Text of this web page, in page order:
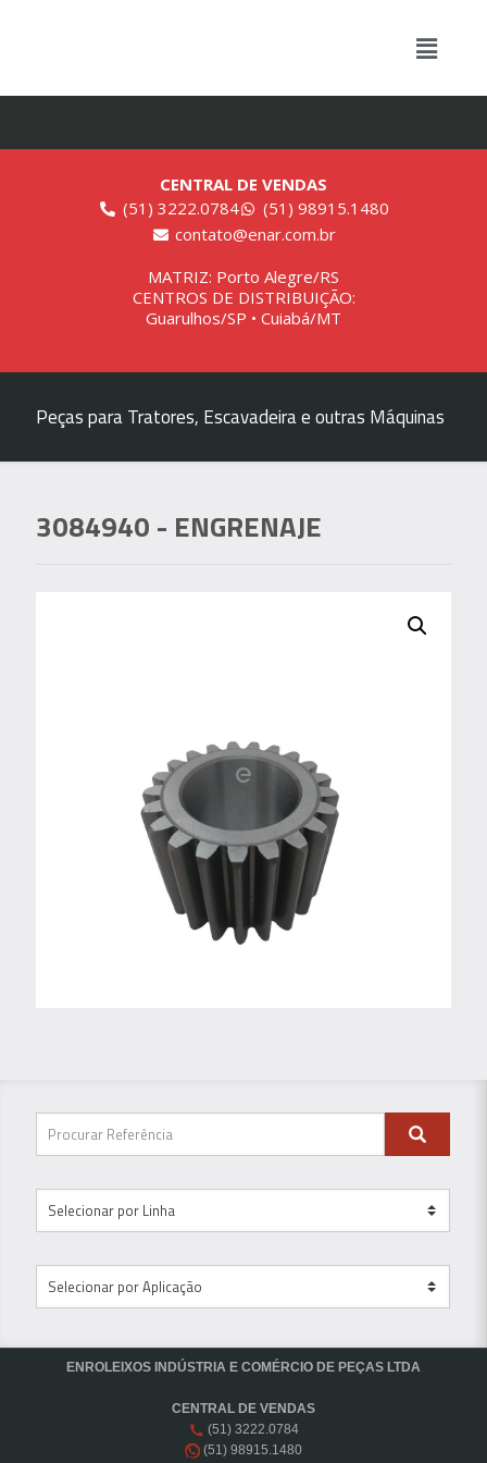
CENTRAL DE VENDAS
(51) 3222.0784
(51) 98915.1480
contato@enar.com.br
MATRIZ: Porto Alegre/RS
CENTROS DE DISTRIBUIÇÃO:
Guarulhos/SP • Cuiabá/MT
Peças para Tratores, Escavadeira e outras Máquinas
3084940 - ENGRENAJE
ENROLEIXOS INDÚSTRIA E COMÉRCIO DE PEÇAS LTDA
CENTRAL DE VENDAS
(51) 3222.0784
(51) 98915.1480